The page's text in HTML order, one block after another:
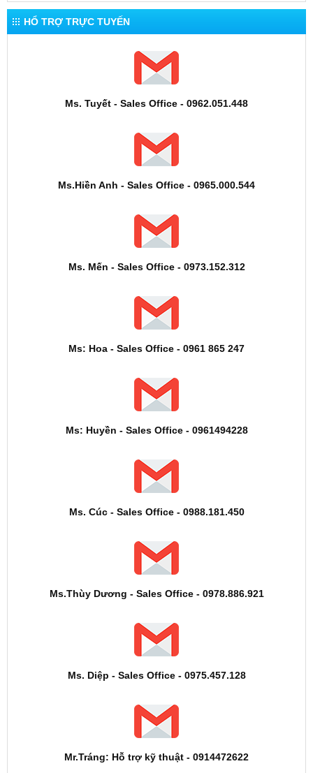
HỔ TRỢ TRỰC TUYẾN
Ms. Tuyết - Sales Office - 0962.051.448
Ms.Hiền Anh - Sales Office - 0965.000.544
Ms. Mến - Sales Office - 0973.152.312
Ms: Hoa - Sales Office - 0961 865 247
Ms: Huyền - Sales Office - 0961494228
Ms. Cúc - Sales Office - 0988.181.450
Ms.Thùy Dương - Sales Office - 0978.886.921
Ms. Diệp - Sales Office - 0975.457.128
Mr.Tráng: Hỗ trợ kỹ thuật - 0914472622